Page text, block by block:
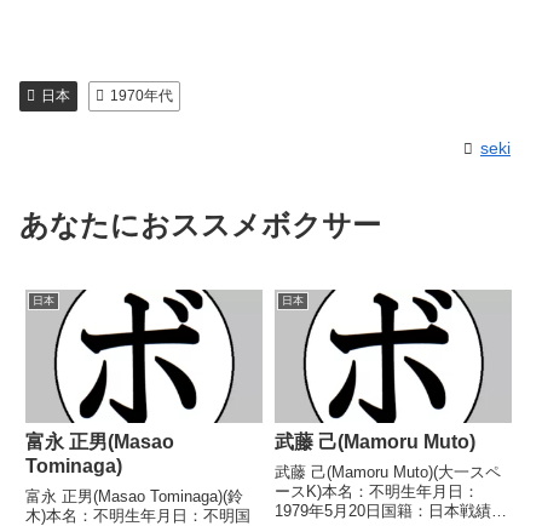
日本 1970年代
seki
あなたにおススメボクサー
日本
富永 正男(Masao
Tominaga)
富永 正男(Masao Tominaga)(鈴
木)本名：不明生年月日：不明国
日本
武藤 己(Mamoru Muto)
武藤 己(Mamoru Muto)(大一スペ
ースK)本名：不明生年月日：
1979年5月20日国籍：日本戦績：